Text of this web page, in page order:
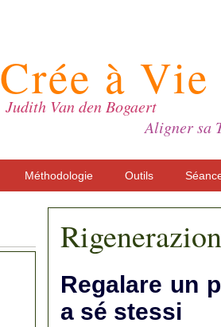
Crée à Vie
Judith Van den Bogaert
Aligner sa
Méthodologie Outils
Regalare un
a sé stessi